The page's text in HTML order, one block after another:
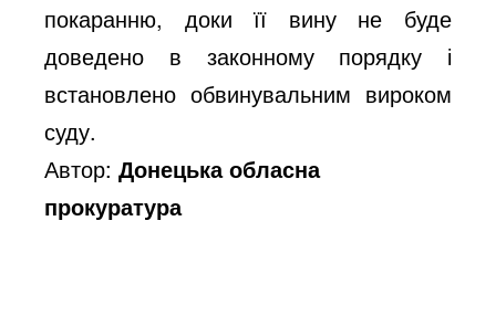
покаранню, доки її вину не буде
доведено в законному порядку і
встановлено обвинувальним вироком
суду.
Автор:Донецька обласна
прокуратура